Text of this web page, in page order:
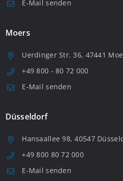
E-Mail senden
Moers
Uerdinger Str. 36, 47441
+49 800 - 80 72 000
E-Mail senden
Düsseldorf
Hansaallee 98, 40547
+49 800 80 72 000
E-Mail senden